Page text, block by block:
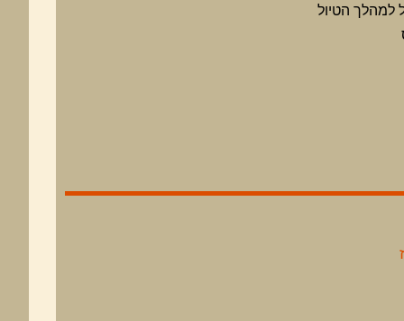
למהלך הטיול